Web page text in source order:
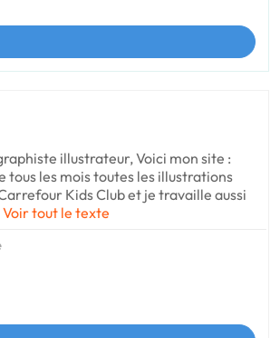
illustrateur, Voici mon site :
les mois toutes les illustrations
Kids Club et je travaille aussi
Voir tout le texte